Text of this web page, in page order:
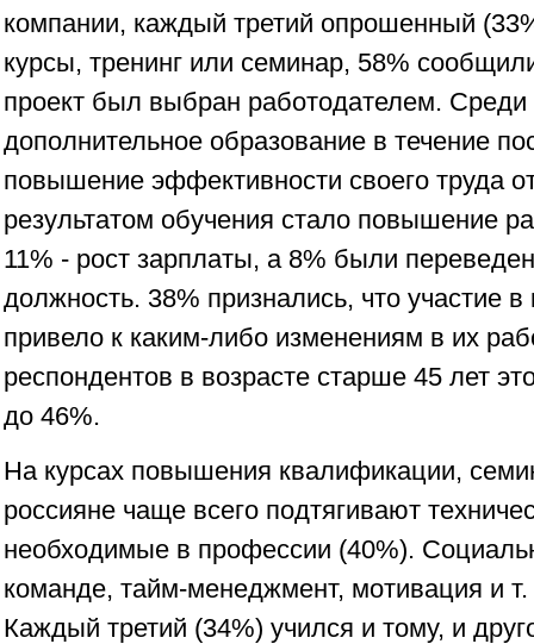
компании, каждый третий опрошенный
курсы, тренинг или семинар, 58%
проект был выбран работодателем. Среди
дополнительное образование в течение
повышение эффективности своего труда
результатом обучения стало повышение
11% - рост зарплаты, а 8% были
должность. 38% признались, что участие
привело к каким-либо изменениям в их
респондентов в возрасте старше 45 лет
до 46%.
На курсах повышения квалификации,
россияне чаще всего подтягивают
необходимые в профессии (40%).
команде, тайм-менеджмент, мотивация и
Каждый третий (34%) учился и тому, и